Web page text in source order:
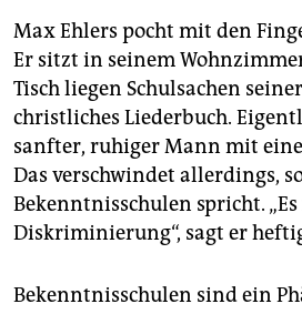
unterstützen
abo
genossenschaft
epaper login
Max Ehlers pocht mit den
Er sitzt in seinem
Tisch liegen Schulsachen
christliches Liederbuch.
sanfter, ruhiger Mann mit
Das verschwindet allerdings,
Bekenntnisschulen spricht.
Diskriminierung“, sagt er
Bekenntnisschulen sind ein